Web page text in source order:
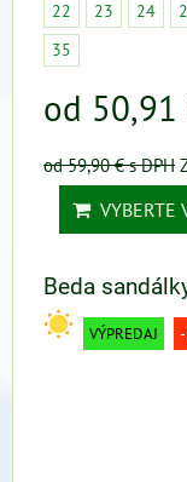
22 23 24
35
od 50,91
od 59,90 €s DPH
VYBERTE
Beda
VÝPREDAJ